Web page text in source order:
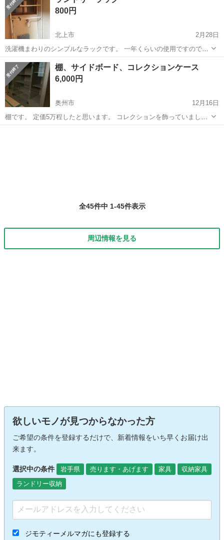
800円
北上市
2月28日
洗濯機まわりのシンプルなラックです。 一年くらいの使用ですので美
品です。 タオルをかけられるバーもあります。 サイズは後ほど 自宅
まで取りに来ていただける方のみお願いします！
岩手 北上市 収納家具 ラック
棚、サイドボード、コレクションケース
6,000円
奥州市
12月16日
棚です。 定価5万程したと思います。 コレクションを飾っていまし
た。 モダンで、とてもオシャレです。 目立った傷等見られません。
全45件中 1-45件表示
周辺情報を見る
欲しいモノが見つからなかった方
ご希望の条件を登録するだけで、新着情報をいち早くお届け出
来ます。
選択中の条件 岩手県 売ります・あげます 家具
収納家具
ランドリー収納
ジモティーメルマガにも登録する